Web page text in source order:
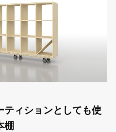
ティションとしても使
棚